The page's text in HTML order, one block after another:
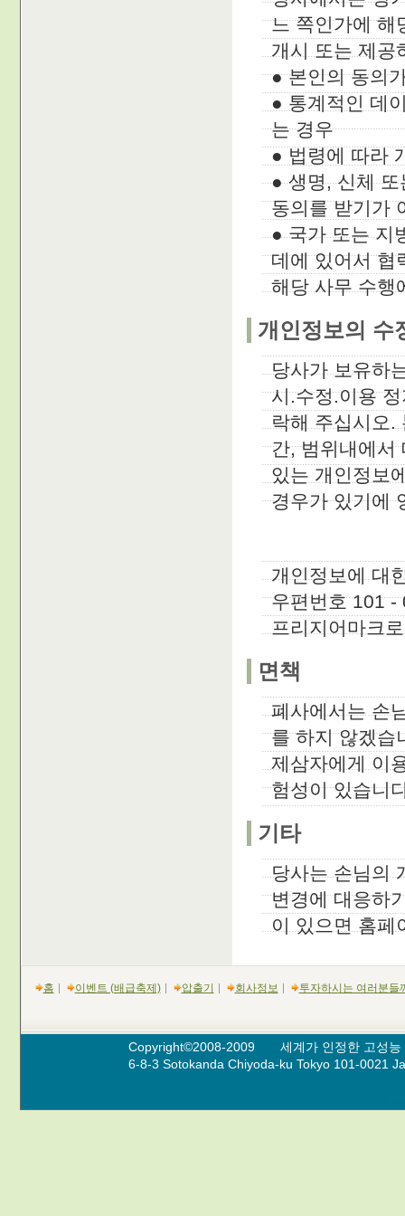
느 쪽인가에 해
개시 또는 제공
● 본인의 동의
● 통계적인 데
는 경우
● 법령에 따라
● 생명, 신체 또
동의를 받기가
● 국가 또는 지
데에 있어서 협
해당 사무 수행
개인정보의 수
당사가 보유하
시.수정.이용
락해 주십시오.
간, 범위내에서
있는 개인정보
경우가 있기에
개인정보에 대
우편번호 101 -
프리지어마크
면책
폐사에서는 손
를 하지 않겠습
제삼자에게 이
험성이 있습니
기타
당사는 손님의
변경에 대응하
이 있으면 홈페
홈 이벤트 (배급축제) 압출기 회사정보 투자하시는 여러분들
Copyright©2008-2009 세계가 인정한 고성
6-8-3 Sotokanda Chiyoda-ku Tokyo 101-